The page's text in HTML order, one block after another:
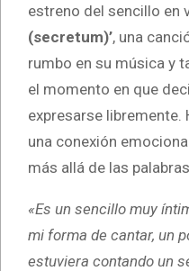
estreno del sencillo en
(secretum)’, una
rumbo en su música y
el momento en que
expresarse libremente.
una conexión
más allá de las palabras.
«Es un sencillo muy
mi forma de cantar, un
estuviera contando un